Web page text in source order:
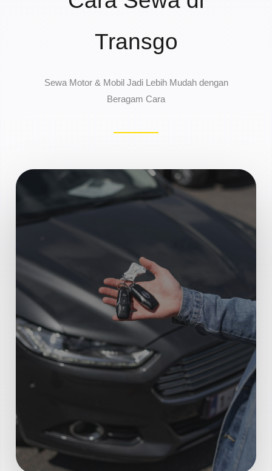
Transgo
Sewa Motor & Mobil Jadi Lebih Mudah dengan
Beragam Cara